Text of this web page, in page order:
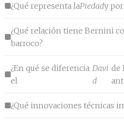
¿Qué representa laPiedady
¿Qué relación tiene Bernini
barroco?
¿En qué se diferencia
el
Davi
d
de
¿Qué innovaciones técnicas